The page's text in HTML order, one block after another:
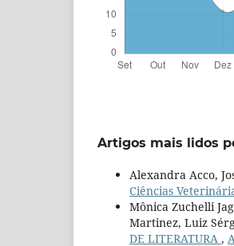
Artigos mais lidos
Alexandra Acco,
Ciências
Mônica Zuchelli
Martinez, Luiz
DE LITERATURA ,